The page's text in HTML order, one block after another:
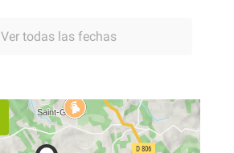
Ver todas las fechas